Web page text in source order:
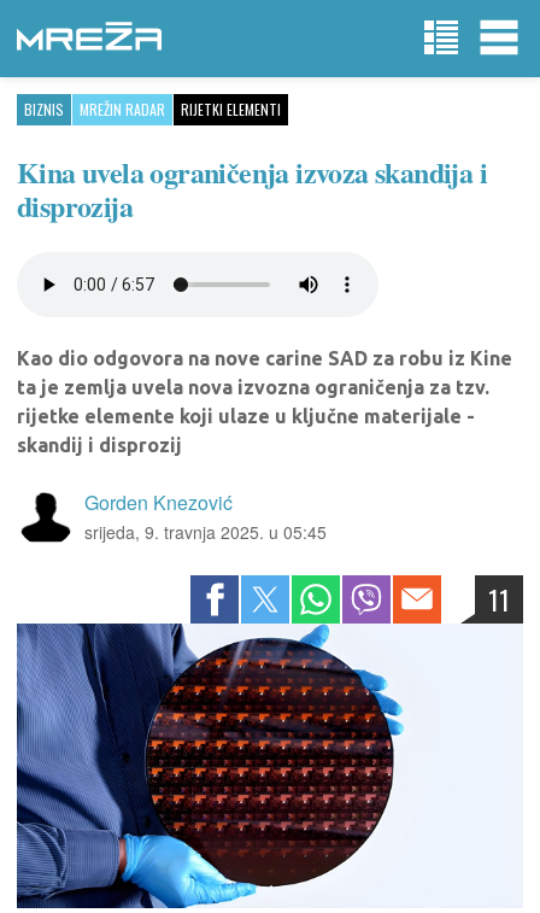
BIZNIS MREŽIN RADAR RIJETKI ELEMENTI
Kina uvela ograničenja izvoza skandija i
disprozija
Kao dio odgovora na nove carine SAD za robu iz Kine
ta je zemlja uvela nova izvozna ograničenja za tzv.
rijetke elemente koji ulaze u ključne materijale -
skandij i disprozij
Gorden Knezović
srijeda, 9. travnja 2025. u 05:45
11